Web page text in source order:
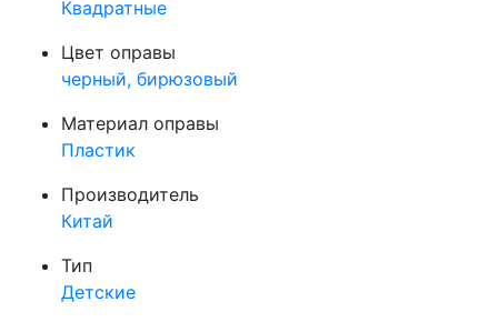
Квадратные
Цвет оправы
черный, бирюзовый
Материал оправы
Пластик
Производитель
Китай
Тип
Детские